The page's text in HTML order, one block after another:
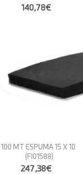
140,78€
100 MT ESPUMA 15 X 10
(FI01588)
247,38€